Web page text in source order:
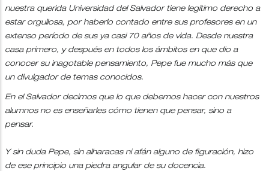
nuestra querida Universidad del Salvador tiene legítimo derecho a
estar orgullosa, por haberlo contado entre sus profesores en un
extenso período de sus ya casi 70 años de vida. Desde nuestra
casa primero, y después en todos los ámbitos en que dio a
conocer su inagotable pensamiento, Pepe fue mucho más que
un divulgador de temas conocidos.
En el Salvador decimos que lo que debemos hacer con nuestros
alumnos no es enseñarles cómo tienen que pensar, sino a
pensar.
Y sin duda Pepe, sin alharacas ni afán alguno de figuración, hizo
de ese principio una piedra angular de su docencia.